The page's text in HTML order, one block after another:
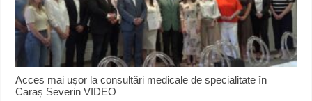
Acces mai ușor la consultări medicale de specialitate în
Caraș Severin VIDEO